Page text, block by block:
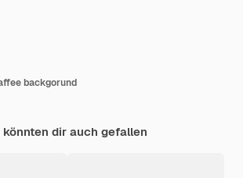
backgorund
könnten dir auch gefallen